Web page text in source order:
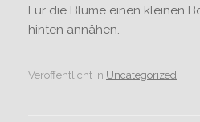
Für die Blume einen kleinen
hinten annähen.
Veröffentlicht in Uncategorized